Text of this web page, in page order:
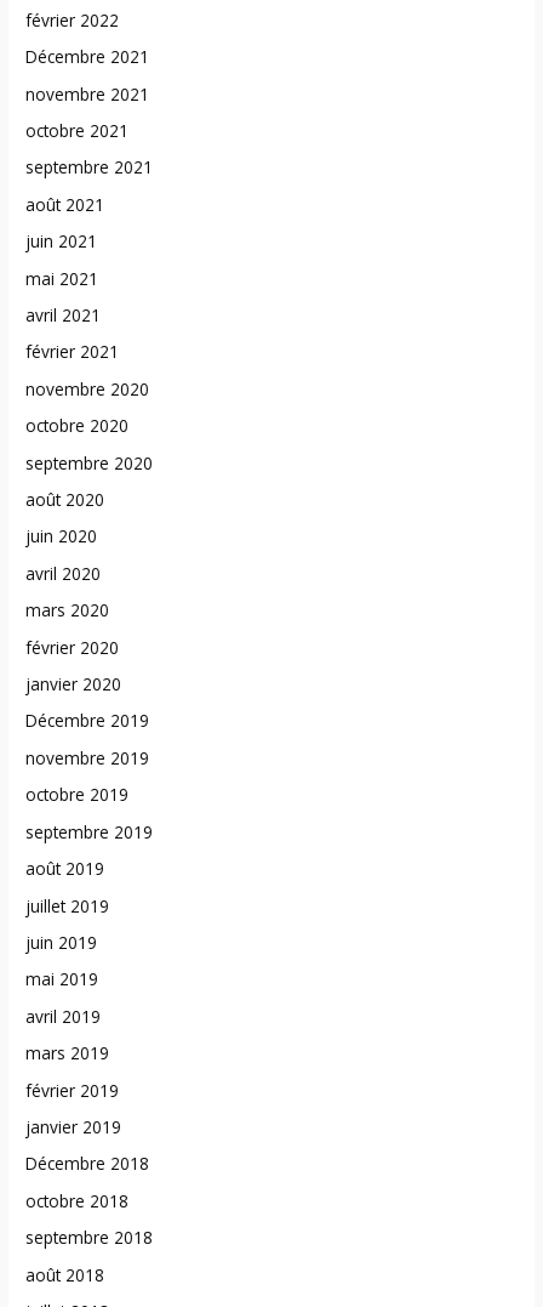
février 2022
Décembre 2021
novembre 2021
octobre 2021
septembre 2021
août 2021
juin 2021
mai 2021
avril 2021
février 2021
novembre 2020
octobre 2020
septembre 2020
août 2020
juin 2020
avril 2020
mars 2020
février 2020
janvier 2020
Décembre 2019
novembre 2019
octobre 2019
septembre 2019
août 2019
juillet 2019
juin 2019
mai 2019
avril 2019
mars 2019
février 2019
janvier 2019
Décembre 2018
octobre 2018
septembre 2018
août 2018